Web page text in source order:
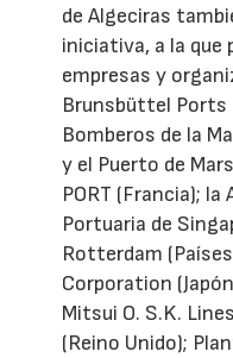
de Algeciras
iniciativa, a la
empresas y
Brunsbüttel Ports
Bomberos de la
y el Puerto de
PORT (Francia);
Portuaria de
Rotterdam
Corporation
Mitsui O. S.K.
(Reino Unido);